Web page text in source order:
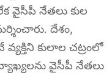
వైసీపీ నేతలు కుల
దేశం,
కులాల చట్రంలో
వైసీపీ నేతలు